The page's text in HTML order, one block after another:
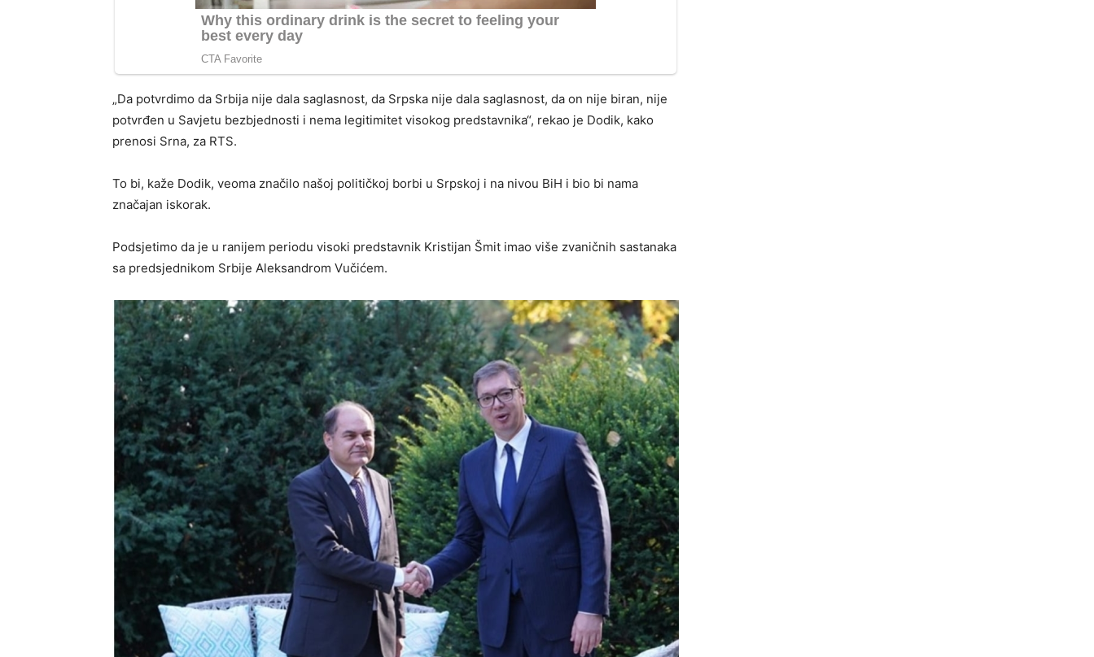
„Da potvrdimo da Srbija nije dala saglasnost, da Srpska nije dala saglasnost, da on nije biran, nije
potvrđen u Savjetu bezbjednosti i nema legitimitet visokog predstavnika“, rekao je Dodik, kako
prenosi Srna, za RTS.
To bi, kaže Dodik, veoma značilo našoj političkoj borbi u Srpskoj i na nivou BiH i bio bi nama
značajan iskorak.
Podsjetimo da je u ranijem periodu visoki predstavnik Kristijan Šmit imao više zvaničnih sastanaka
sa predsjednikom Srbije Aleksandrom Vučićem.